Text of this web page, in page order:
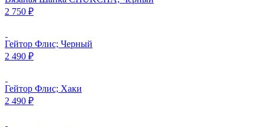
2 750 ₽
Гейтор Флис; Черный
2 490 ₽
Гейтор Флис; Хаки
2 490 ₽